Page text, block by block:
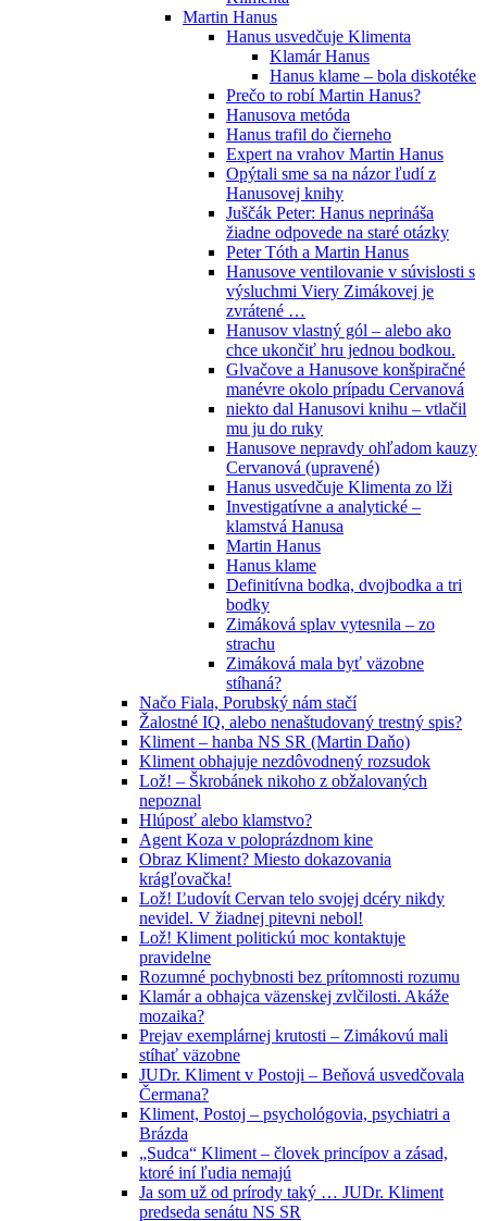
Martin Hanus
Hanus usvedčuje Klimenta
Klamár Hanus
Hanus klame – bola diskotéke
Prečo to robí Martin Hanus?
Hanusova metóda
Hanus trafil do čierneho
Expert na vrahov Martin Hanus
Opýtali sme sa na názor ľudí z
Hanusovej knihy
Juščák Peter: Hanus neprináša
žiadne odpovede na staré otázky
Peter Tóth a Martin Hanus
Hanusove ventilovanie v súvislosti s
výsluchmi Viery Zimákovej je
zvrátené …
Hanusov vlastný gól – alebo ako
chce ukončiť hru jednou bodkou.
Glvačove a Hanusove konšpiračné
manévre okolo prípadu Cervanová
niekto dal Hanusovi knihu – vtlačil
mu ju do ruky
Hanusove nepravdy ohľadom kauzy
Cervanová (upravené)
Hanus usvedčuje Klimenta zo lži
Investigatívne a analytické –
klamstvá Hanusa
Martin Hanus
Hanus klame
Definitívna bodka, dvojbodka a tri
bodky
Zimáková splav vytesnila – zo
strachu
Zimáková mala byť väzobne
stíhaná?
Načo Fiala, Porubský nám stačí
Žalostné IQ, alebo nenaštudovaný trestný spis?
Kliment – hanba NS SR (Martin Daňo)
Kliment obhajuje nezdôvodnený rozsudok
Lož! – Škrobánek nikoho z obžalovaných
nepoznal
Hlúposť alebo klamstvo?
Agent Koza v poloprázdnom kine
Obraz Kliment? Miesto dokazovania
krágľovačka!
Lož! Ľudovít Cervan telo svojej dcéry nikdy
nevidel. V žiadnej pitevni nebol!
Lož! Kliment politickú moc kontaktuje
pravidelne
Rozumné pochybnosti bez prítomnosti rozumu
Klamár a obhajca väzenskej zvlčilosti. Akáže
mozaika?
Prejav exemplárnej krutosti – Zimákovú mali
stíhať väzobne
JUDr. Kliment v Postoji – Beňová usvedčovala
Čermana?
Kliment, Postoj – psychológovia, psychiatri a
Brázda
„Sudca“ Kliment – človek princípov a zásad,
ktoré iní ľudia nemajú
Ja som už od prírody taký … JUDr. Kliment
predseda senátu NS SR